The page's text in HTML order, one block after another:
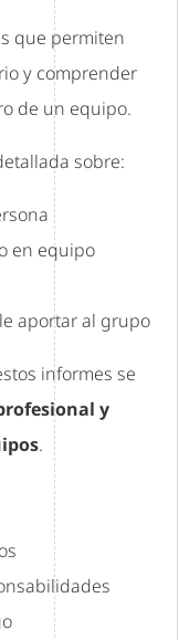
que permiten
y comprender
de un equipo.
sobre:
en equipo
aportar al grupo
informes se
y
.